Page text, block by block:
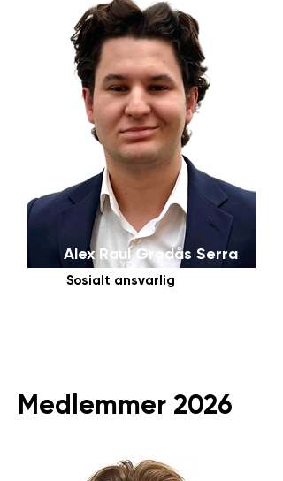
Alex Raul Grodås Serra
Sosialt ansvarlig
Medlemmer 2026